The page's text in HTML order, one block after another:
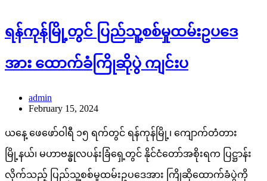
ရန်ကုန်မြို့တွင် ပြည်သူ့စစ်မှုထမ်းဥပဒေ
အား ထောက်ခံကြိုဆိုပွဲ ကျင်းပ
admin
February 15, 2024
ယနေ့ ဖေဖော်ဝါရီ ၁၅ ရက်တွင် ရန်ကုန်မြို့၊ ကျောက်တံတား
မြို့နယ်၊ မဟာဗန္ဓုလပန်းခြံရှေ့တွင် နိုင်ငံတော်အစိုးရက ပြဋ္ဌာန်း
လိုက်သည့် ပြည်သူ့စစ်မှုထမ်းဥပဒေအား ကြိုဆိုထောက်ခံပွဲကို